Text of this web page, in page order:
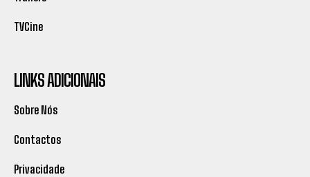
TVCine
LINKS ADICIONAIS
Sobre Nós
Contactos
Privacidade